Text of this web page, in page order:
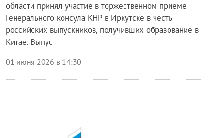
области принял участие в торжественном приеме
Генерального консула КНР в Иркутске в честь
российских выпускников, получивших образование в
Китае. Выпус
01 июня 2026 в 14:30